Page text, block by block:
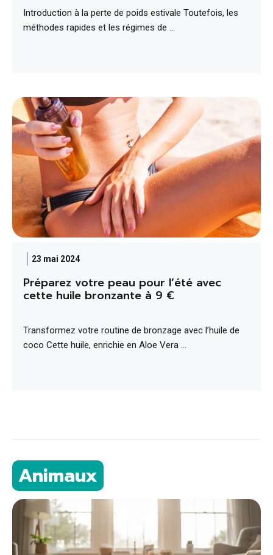
Introduction à la perte de poids estivale Toutefois, les
méthodes rapides et les régimes de …
23 mai 2024
Préparez votre peau pour l’été avec
cette huile bronzante à 9 €
Transformez votre routine de bronzage avec l’huile de
coco Cette huile, enrichie en Aloe Vera …
Animaux